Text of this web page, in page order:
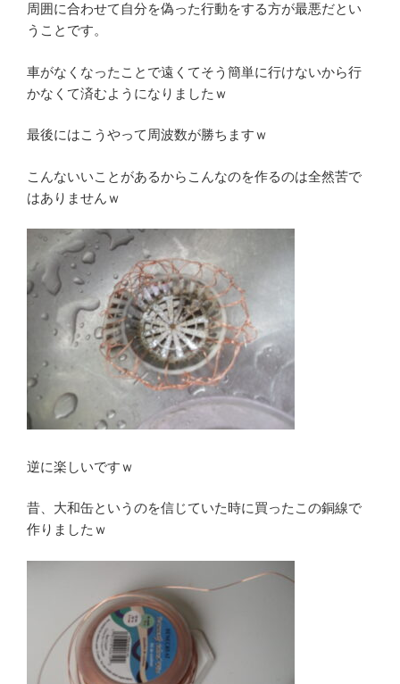
周囲に合わせて自分を偽った行動をする方が最悪だとい
うことです。
車がなくなったことで遠くてそう簡単に行けないから行
かなくて済むようになりましたｗ
最後にはこうやって周波数が勝ちますｗ
こんないいことがあるからこんなのを作るのは全然苦で
はありませんｗ
逆に楽しいですｗ
昔、大和缶というのを信じていた時に買ったこの銅線で
作りましたｗ